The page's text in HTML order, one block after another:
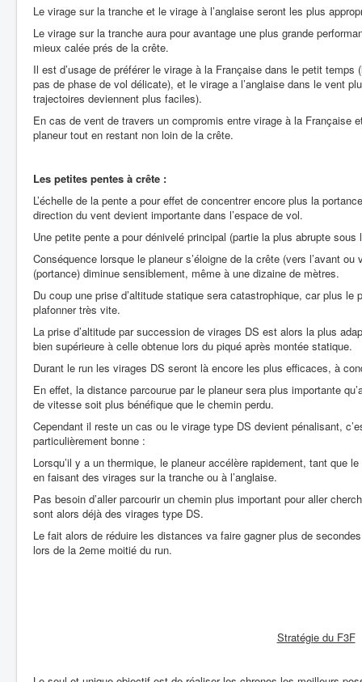
Le virage sur la tranche et le virage à l’anglaise seront les plus
Le virage sur la tranche aura pour avantage une plus grande
mieux calée prés de la crête.
Il est d’usage de préférer le virage à la Française dans le petit
pas de phase de vol délicate), et le virage a l’anglaise dans le vent
trajectoires deviennent plus faciles).
En cas de vent de travers un compromis entre virage à la Française
planeur tout en restant non loin de la crête.
Les petites pentes à crête :
L’échelle de la pente a pour effet de concentrer encore plus la
direction du vent devient importante dans l’espace de vol.
Une petite pente a pour dénivelé principal (partie la plus abrupte
Conséquence lorsque le planeur s’éloigne de la crête (vers l’avant
(portance) diminue sensiblement, même à une dizaine de mètres.
Du coup une prise d’altitude statique sera catastrophique, car plus
plafonner très vite.
La prise d’altitude par succession de virages DS est alors la plus
bien supérieure à celle obtenue lors du piqué après montée statique.
Durant le run les virages DS seront là encore les plus efficaces, à
En effet, la distance parcourue par le planeur sera plus importante
de vitesse soit plus bénéfique que le chemin perdu.
Cependant il reste un cas ou le virage type DS devient pénalisant,
particulièrement bonne :
Lorsqu’il y a un thermique, le planeur accélère rapidement, tant que
en faisant des virages sur la tranche ou à l’anglaise.
Pas besoin d’aller parcourir un chemin plus important pour aller
sont alors déjà des virages type DS.
Le fait alors de réduire les distances va faire gagner plus de
lors de la 2eme moitié du run.
Stratégie du F3F